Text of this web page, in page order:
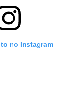
no Instagram